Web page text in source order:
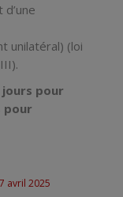
unilatéral) (loi
jours pour
pour
avril 2025